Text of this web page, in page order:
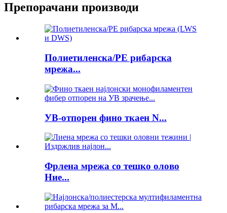
Препорачани производи
Полиетиленска/PE рибарска
мрежа...
УВ-отпорен фино ткаен N...
Фрлена мрежа со тешко олово
Ние...